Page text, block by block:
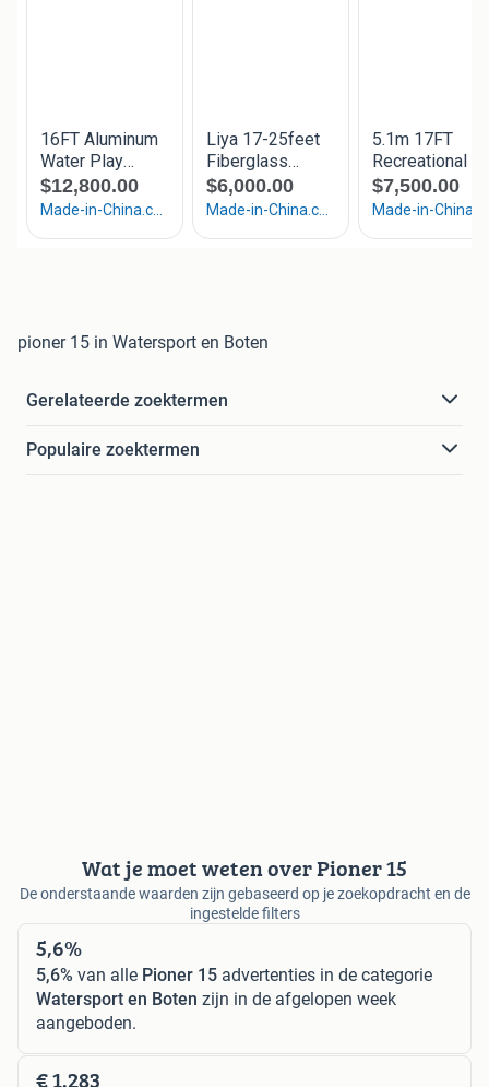
pioner 15 in Watersport en Boten
Gerelateerde zoektermen
Populaire zoektermen
Wat je moet weten over Pioner 15
De onderstaande waarden zijn gebaseerd op je zoekopdracht en de
ingestelde filters
5,6%
5,6% van alle Pioner 15 advertenties in de categorie
Watersport en Boten zijn in de afgelopen week
aangeboden.
€ 1.283